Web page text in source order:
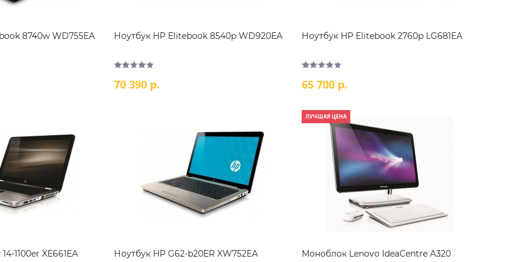
8740w WD755EA Ноутбук HP Elitebook 8540p WD920EA
70 390 р.
Ноутбук HP Elitebook 2760p LG681EA
65 700 р.
1100er XE661EA Ноутбук HP G62-b20ER XW752EA
ЛУЧШАЯ ЦЕНА
Моноблок Lenovo IdeaCentre A320